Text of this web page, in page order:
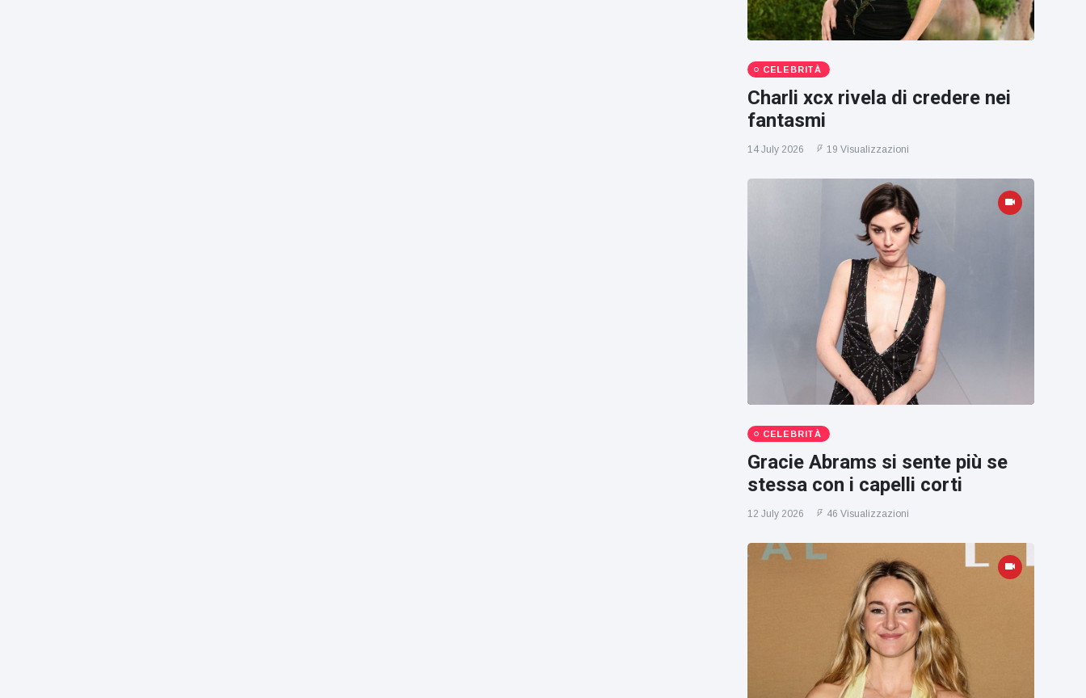
CELEBRITÀ
Charli xcx rivela di credere nei
fantasmi
14 July 2026 19 Visualizzazioni
CELEBRITÀ
Gracie Abrams si sente più se
stessa con i capelli corti
12 July 2026 46 Visualizzazioni